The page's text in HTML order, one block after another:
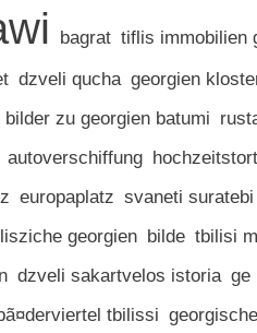
bagrat tiflis immobilien
dzveli qucha georgien
bilder zu georgien batumi
autoverschiffung
europaplatz svaneti suratebi
georgien bilde tbilisi
dzveli sakartvelos istoria ge
tbilissi